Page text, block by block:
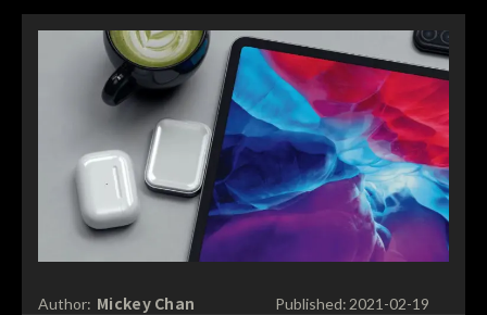
Author: Mickey Chan Published: 2021-02-19